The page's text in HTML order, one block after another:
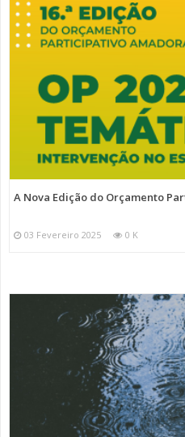
A Nova Edição do Orçamento
03 Fevereiro 2025 0 K